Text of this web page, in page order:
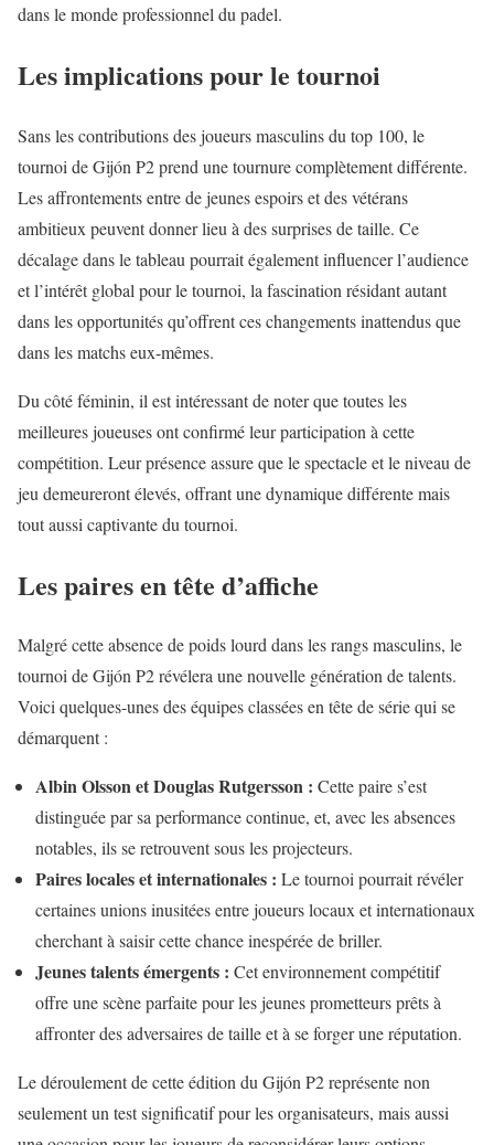
dans le monde professionnel du padel.
Les implications pour le tournoi
Sans les contributions des joueurs masculins du top 100, le
tournoi de Gijón P2 prend une tournure complètement différente.
Les affrontements entre de jeunes espoirs et des vétérans
ambitieux peuvent donner lieu à des surprises de taille. Ce
décalage dans le tableau pourrait également influencer l’audience
et l’intérêt global pour le tournoi, la fascination résidant autant
dans les opportunités qu’offrent ces changements inattendus que
dans les matchs eux-mêmes.
Du côté féminin, il est intéressant de noter que toutes les
meilleures joueuses ont confirmé leur participation à cette
compétition. Leur présence assure que le spectacle et le niveau de
jeu demeureront élevés, offrant une dynamique différente mais
tout aussi captivante du tournoi.
Les paires en tête d’affiche
Malgré cette absence de poids lourd dans les rangs masculins, le
tournoi de Gijón P2 révélera une nouvelle génération de talents.
Voici quelques-unes des équipes classées en tête de série qui se
démarquent :
Albin Olsson et Douglas Rutgersson : Cette paire s’est
distinguée par sa performance continue, et, avec les absences
notables, ils se retrouvent sous les projecteurs.
Paires locales et internationales : Le tournoi pourrait révéler
certaines unions inusitées entre joueurs locaux et internationaux
cherchant à saisir cette chance inespérée de briller.
Jeunes talents émergents : Cet environnement compétitif
offre une scène parfaite pour les jeunes prometteurs prêts à
affronter des adversaires de taille et à se forger une réputation.
Le déroulement de cette édition du Gijón P2 représente non
seulement un test significatif pour les organisateurs, mais aussi